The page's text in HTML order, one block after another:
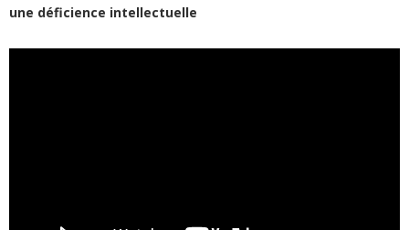
une déficience intellectuelle